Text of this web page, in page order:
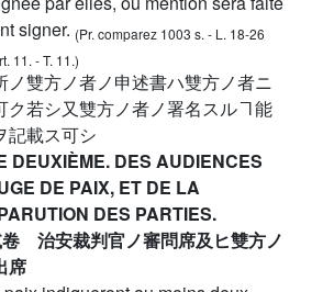
signer. (Pr. comparez 1003 s. - L. 18-26
11. - T. 11.)
ノ雙方ノ者ノ申述書ハ雙方ノ者ニ
ク若シ又雙方ノ者ノ署名スルヿ能
記載ス可シ
DEUXIÈME. DES AUDIENCES
DE PAIX, ET DE LA
DES PARTIES.
治安裁判官ノ審問席及ヒ雙方ノ
席